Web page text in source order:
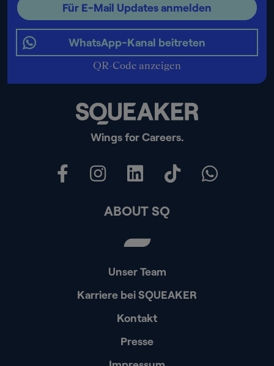
Wings for Careers.
Für E-Mail Updates anmelden
WhatsApp-Kanal beitreten
QR-Code anzeigen
ABOUT SQ
Unser Team
Karriere bei SQUEAKER
Kontakt
Presse